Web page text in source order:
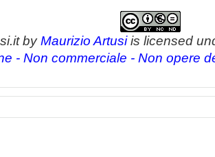
byMaurizio Artusiis licensed
- Non commerciale - Non opere